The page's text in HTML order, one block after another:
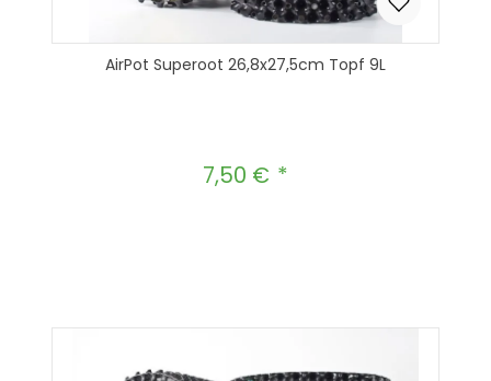
AirPot Superoot 26,8x27,5cm Topf 9L
Regulärer Preis:
7,50 €